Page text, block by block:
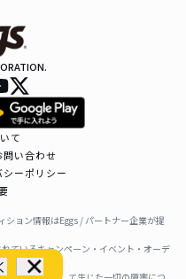
て
い合わせ
ーポリシー
ョン情報はEggs / パートナー企業が提
ているキャンペーン・イベント・オーデ